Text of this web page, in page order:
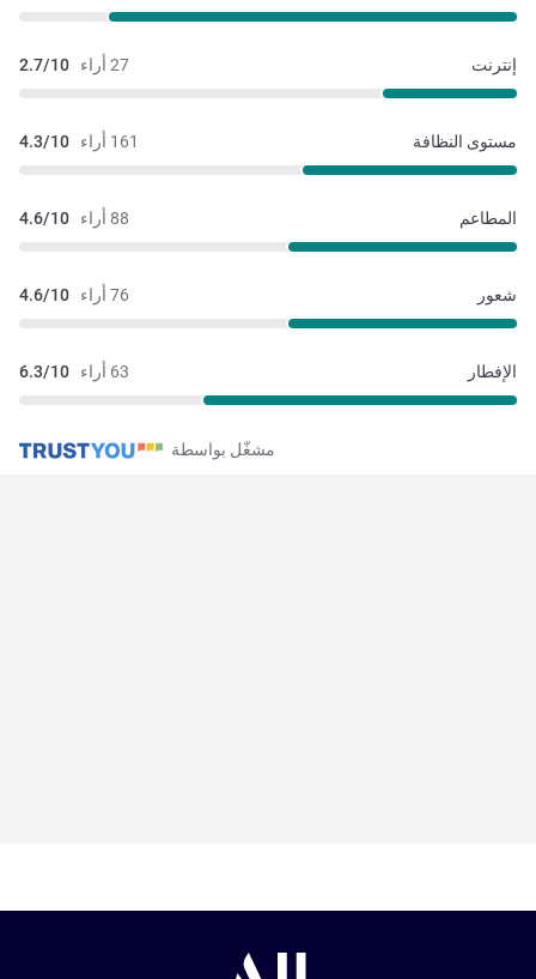
27 أراء 2.7/10 إنترنت
161 أراء 4.3/10 مستوى النظافة
88 أراء 4.6/10 المطاعم
76 أراء 4.6/10 شعور
63 أراء 6.3/10 الإفطار
مشغّل بواسطة